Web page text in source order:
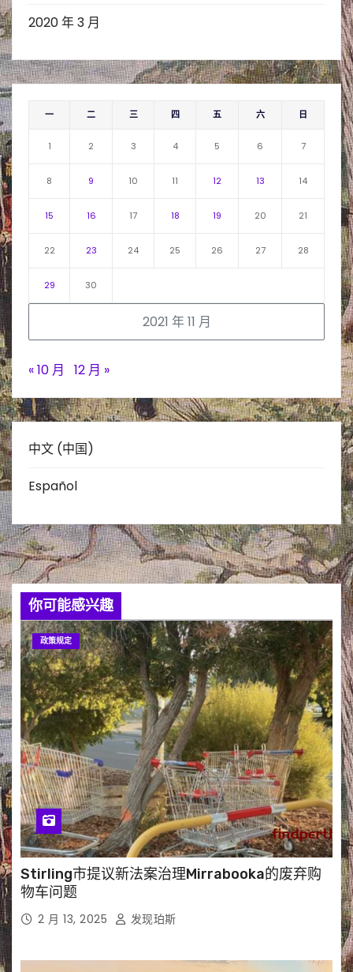
2020 年 3 月
2021 年 11 月
一 二 三 四 五 六 日
1 2 3 4 5 6 7
8 9 10 11 12 13 14
15 16 17 18 19 20 21
22 23 24 25 26 27 28
29 30
« 10 月 12 月 »
中文 (中国)
Español
你可能感兴趣
政策规定
Stirling市提议新法案治理Mirrabooka的废弃购
物车问题
2 月 13, 2025 发现珀斯